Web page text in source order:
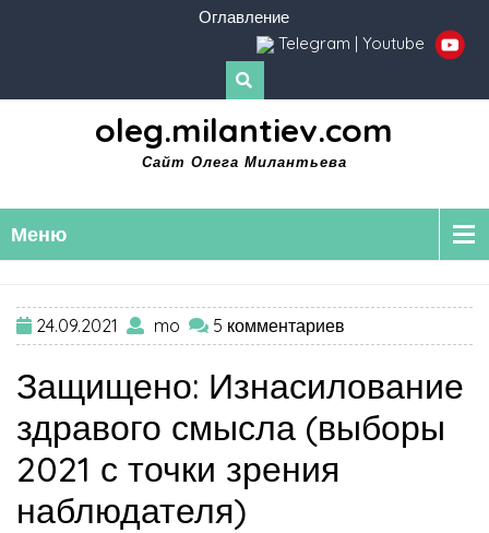
Оглавление
Telegram | Youtube
oleg.milantiev.com
Сайт Олега Милантьева
Меню
24.09.2021 mo 5 комментариев
Защищено: Изнасилование
здравого смысла (выборы
2021 с точки зрения
наблюдателя)